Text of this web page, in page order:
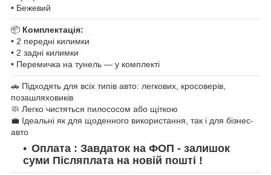
• Бежевий
📦 Комплектація:
• 2 передні килимки
• 2 задні килимки
• Перемичка на тунель — у комплекті
🚗 Підходять для всіх типів авто: легкових, кросоверів,
позашляховиків
🧼 Легко чистяться пилососом або щіткою
💼 Ідеальні як для щоденного використання, так і для бізнес-
авто
Оплата : Завдаток на ФОП - залишок
суми Післяплата на новій пошті !